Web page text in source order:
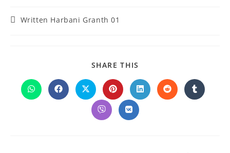
PostWritten Harbani Granth 01
SHARE THIS
CONTENT
Opens
in
Opens
in
Opens
in
new
window
Opens
in
new
window
Opens
in
Opens
in
Opens
in
Opens
in
Opens
in